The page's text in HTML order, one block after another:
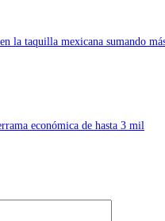
la taquilla mexicana sumando
económica de hasta 3 mil